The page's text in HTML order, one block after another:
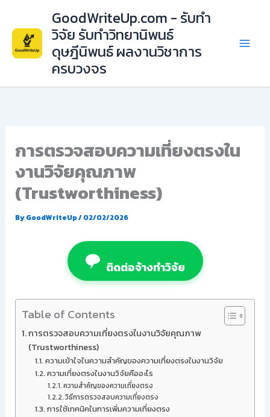
content
GoodWriteUp.com - รับทำ
วิจัย รับทำวิทยานิพนธ์
ดุษฎีนิพนธ์ ผลงานวิชาการ
ครบวงจร
การตรวจสอบความเที่ยงตรงใน
งานวิจัยคุณภาพ
(Trustworthiness)
ByGoodWriteUp/02/02/2026
ติดต่อจ้างทำวิจัย
Table of Contents
การตรวจสอบความเที่ยงตรงในงานวิจัยคุณภาพ
(Trustworthiness)
ความเข้าใจในความสำคัญของความเที่ยงตรงในงานวิจัย
ความเที่ยงตรงในงานวิจัยคืออะไร
ความสำคัญของความเที่ยงตรง
วิธีการตรวจสอบความเที่ยงตรง
การใช้เทคนิคในการเพิ่มความเที่ยงตรง